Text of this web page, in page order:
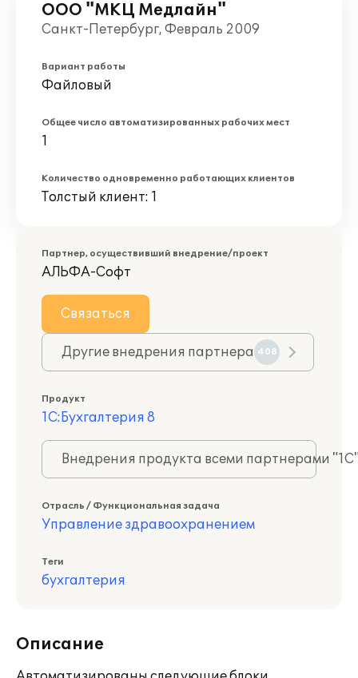
ООО "МКЦ Медлайн"
Санкт-Петербург, Февраль 2009
Вариант работы
Файловый
Общее число автоматизированных рабочих мест
1
Количество одновременно работающих клиентов
Толстый клиент: 1
Партнер, осуществивший внедрение/проект
АЛЬФА-Софт
Связаться
Другие внедрения партнера 408
Продукт
1С:Бухгалтерия 8
Внедрения продукта всеми партнерами
Отрасль / Функциональная задача
Управление здравоохранением
Теги
бухгалтерия
Описание